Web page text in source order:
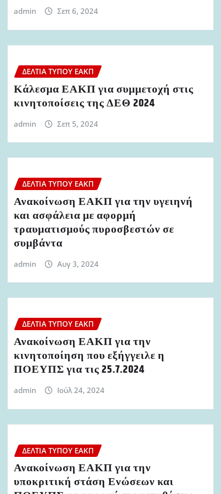
admin Σεπ 6, 2024
ΔΕΛΤΊΑ ΤΎΠΟΥ ΕΑΚΠ
Κάλεσμα ΕΑΚΠ για συμμετοχή στις
κινητοποίσεις της ΔΕΘ 2024
admin Σεπ 5, 2024
ΔΕΛΤΊΑ ΤΎΠΟΥ ΕΑΚΠ
Ανακοίνωση ΕΑΚΠ για την υγειηνή
και ασφάλεια με αφορμή
τραυματισμούς πυροσβεστών σε
συμβάντα
admin Αυγ 3, 2024
ΔΕΛΤΊΑ ΤΎΠΟΥ ΕΑΚΠ
Ανακοίνωση ΕΑΚΠ για την
κινητοποίηση που εξήγγειλε η
ΠΟΕΥΠΣ για τις 25.7.2024
admin Ιούλ 24, 2024
ΔΕΛΤΊΑ ΤΎΠΟΥ ΕΑΚΠ
Ανακοίνωση ΕΑΚΠ για την
υποκριτική στάση Ενώσεων και